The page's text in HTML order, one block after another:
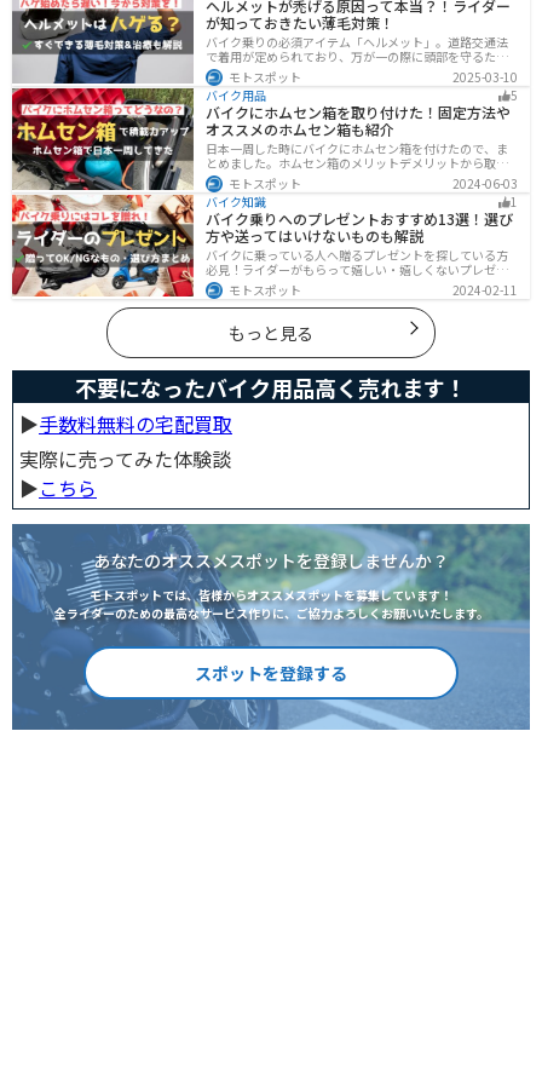
ヘルメットが禿げる原因って本当？！ライダー
が知っておきたい薄毛対策！
バイク乗りの必須アイテム「ヘルメット」。道路交通法
で着用が定められており、万が一の際に頭部を守るため
に被るものです。しかし、「ヘルメットが原因で禿げた
らどうしよう」と心配しているライダーもいるのではな
いでしょうか。ライダーヘルメットが禿げる原因になる
って本当かな・・・ライダーバイクには乗りたいけど抜
け毛が増えたら困る！ライダーツーリング後に髪のボリ
ュームが減った気がするけど、蒸れは禿げる原因にな
る？今回はこのような疑問、お悩みにお答えしていきま
す。薄毛が気になるライダーの方はぜひ最後までご覧く
ださい。モトスポットヘルメットで禿げ
モトスポット
2025-03-10
バイク用品
5
バイクにホムセン箱を取り付けた！固定方法や
オススメのホムセン箱も紹介
日本一周した時にバイクにホムセン箱を付けたので、ま
とめました。ホムセン箱のメリットデメリットから取り
付け方法、実際につけてどううだったのか、オススメの
ホムセン箱まで全て解説します。バイクにホムセン箱を
付けたいと思っている人はぜひ参考にしてください。
モトスポット
2024-06-03
バイク知識
1
バイク乗りへのプレゼントおすすめ13選！選び
方や送ってはいけないものも解説
バイクに乗っている人へ贈るプレゼントを探している方
必見！ライダーがもらって嬉しい・嬉しくないプレゼン
トをまとめました。選び方やオススメのプレゼントも紹
介していますので、プレゼント選びの参考にしてくださ
い。
モトスポット 2024-02-11
もっと見る
不要になったバイク用品高く売れます！
▶︎手数料無料の宅配買取
実際に売ってみた体験談
▶︎こちら
あなたのオススメスポットを登録しませんか？
モトスポットでは、皆様からオススメスポットを募集しています！
全ライダーのための最高なサービス作りに、ご協力よろしくお願いいたします。
スポットを登録する